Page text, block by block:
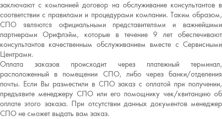
заключают с компанией договор на обслуживание консультантов в
соответствии с правилами и процедурами компании. Таким образом,
СПО являются официальными представителями и важнейшими
партнерами Орифлэйм, которые в течение 9 лет обеспечивают
консультантов качественным обслуживанием вместе с Сервисными
Центрами.
Оплата заказов происходит через платежный терминал,
расположенный в помещении СПО, либо через банки/отделения
почты. Если Вы разместили в СПО заказ с оплатой при получении,
предъявите менеджеру СПО или его помощнику чек/квитанцию об
оплате этого заказа. При отсутствии данных документов менеджер
СПО не сможет выдать вам заказ.